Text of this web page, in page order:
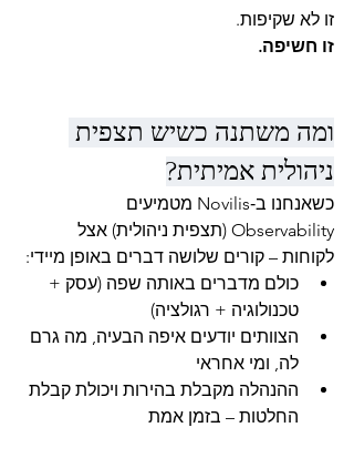
זו לא שקיפות.
זו חשיפה.
ומה משתנה כשיש תצפית
ניהולית אמיתית?
כשאנחנו ב‑Novilis מטמיעים
Observability (תצפית ניהולית) אצל
לקוחות – קורים שלושה דברים באופן מיידי:
כולם מדברים באותה שפה (עסק +
טכנולוגיה + רגולציה)
הצוותים יודעים איפה הבעיה, מה גרם
לה, ומי אחראי
ההנהלה מקבלת בהירות ויכולת קבלת
החלטות – בזמן אמת